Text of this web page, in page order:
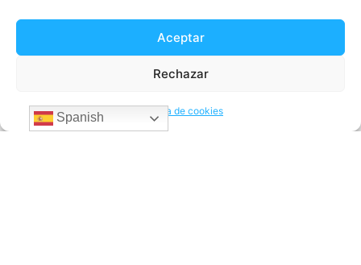
Aceptar
Rechazar
Política de cookies
Envía dinero a Colombia
Envía dinero a Venezuela
Quiénes somos
Spanish